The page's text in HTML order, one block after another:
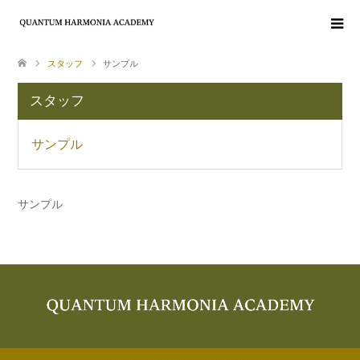
スタッフ サンプル
スタッフ
サンプル
サンプル